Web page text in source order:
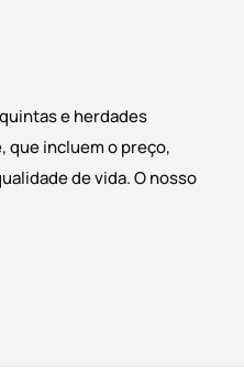
e herdades
que incluem o preço,
de vida. O nosso